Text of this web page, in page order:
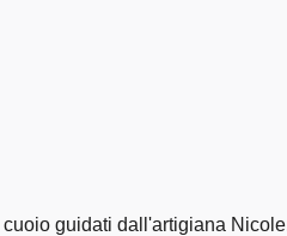
guidati dall'artigiana